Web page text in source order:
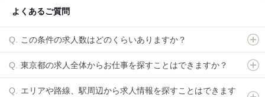
よくあるご質問
この条件の求人数はどのくらいありますか？
東京都の求人全体からお仕事を探すことはできますか？
エリアや路線、駅周辺から求人情報を探すことはできます